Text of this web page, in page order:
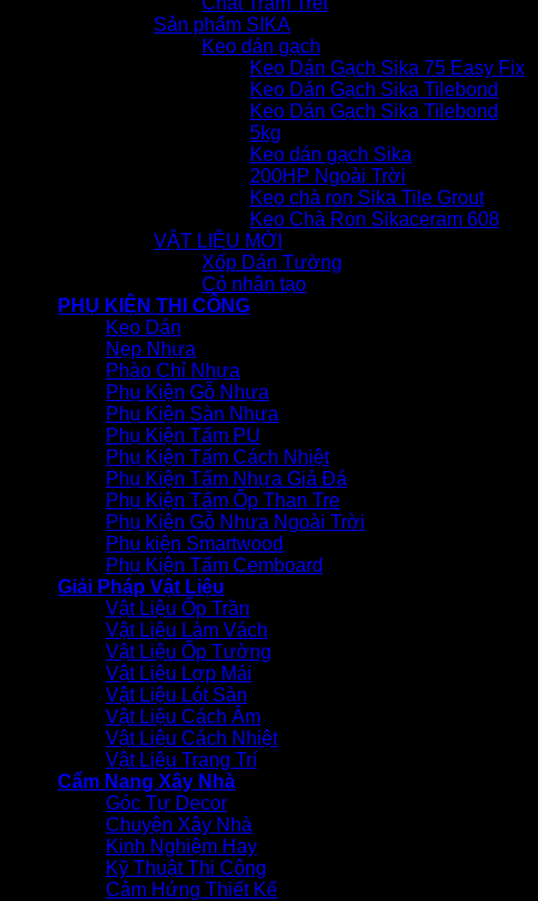
Sản phẩm SIKA
Keo dán gạch
Keo Dán Gạch Sika 75 Easy Fix
Keo Dán Gạch Sika Tilebond
Keo Dán Gạch Sika Tilebond
5kg
Keo dán gạch Sika
200HP Ngoài Trời
Keo chà ron Sika Tile Grout
Keo Chà Ron Sikaceram 608
VẬT LIỆU MỚI
Xốp Dán Tường
Cỏ nhân tạo
PHỤ KIỆN THI CÔNG
Keo Dán
Nẹp Nhựa
Phào Chỉ Nhựa
Phụ Kiện Gỗ Nhựa
Phụ Kiện Sàn Nhựa
Phụ Kiện Tấm PU
Phụ Kiện Tấm Cách Nhiệt
Phụ Kiện Tấm Nhựa Giả Đá
Phụ Kiện Tấm Ốp Than Tre
Phụ Kiện Gỗ Nhựa Ngoài Trời
Phụ kiện Smartwood
Phụ Kiện Tấm Cemboard
Giải Pháp Vật Liệu
Vật Liệu Ốp Trần
Vật Liệu Làm Vách
Vật Liệu Ốp Tường
Vật Liệu Lợp Mái
Vật Liệu Lót Sàn
Vật Liệu Cách Âm
Vật Liệu Cách Nhiệt
Vật Liệu Trang Trí
Cẩm Nang Xây Nhà
Góc Tự Decor
Chuyện Xây Nhà
Kinh Nghiệm Hay
Kỹ Thuật Thi Công
Cảm Hứng Thiết Kế